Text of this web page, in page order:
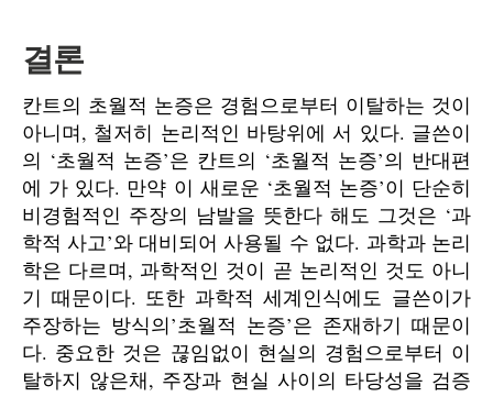
결론
칸트의 초월적 논증은 경험으로부터 이탈하는 것이
아니며, 철저히 논리적인 바탕위에 서 있다. 글쓴이
의 ‘초월적 논증’은 칸트의 ‘초월적 논증’의 반대편
에 가 있다. 만약 이 새로운 ‘초월적 논증’이 단순히
비경험적인 주장의 남발을 뜻한다 해도 그것은 ‘과
학적 사고’와 대비되어 사용될 수 없다. 과학과 논리
학은 다르며, 과학적인 것이 곧 논리적인 것도 아니
기 때문이다. 또한 과학적 세계인식에도 글쓴이가
주장하는 방식의’초월적 논증’은 존재하기 때문이
다. 중요한 것은 끊임없이 현실의 경험으로부터 이
탈하지 않은채, 주장과 현실 사이의 타당성을 검증